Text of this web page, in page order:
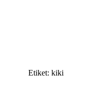
Etiket: kiki